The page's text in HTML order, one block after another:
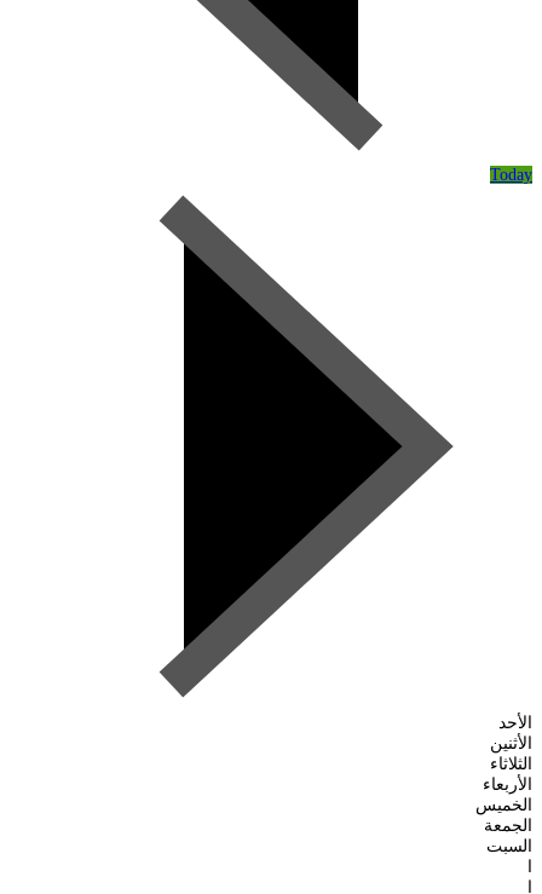
Today
الأحد
الأثنين
الثلاثاء
الأربعاء
الخميس
الجمعة
السبت